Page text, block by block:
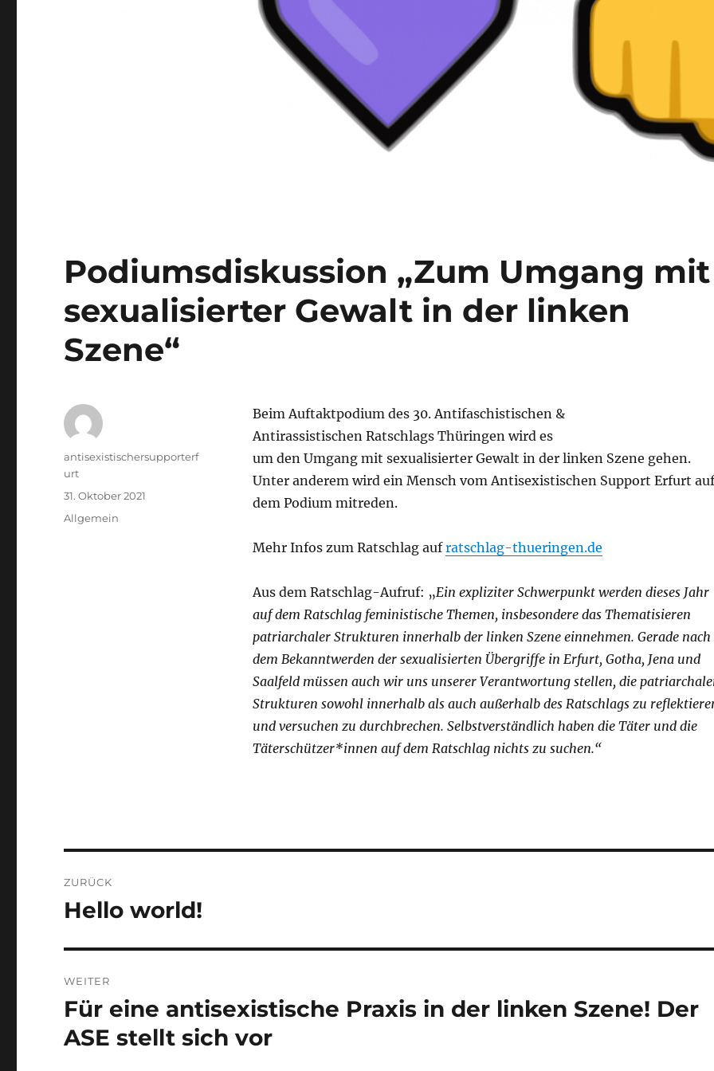
Podiumsdiskussion „Zum Umgang mit
sexualisierter Gewalt in der linken
Szene“
Beim Auftaktpodium des 30. Antifaschistischen &
Antirassistischen Ratschlags Thüringen wird es
um den Umgang mit sexualisierter Gewalt in der linken Szene gehen.
Unter anderem wird ein Mensch vom Antisexistischen Support Erfurt auf
dem Podium mitreden.
Mehr Infos zum Ratschlag aufratschlag-thueringen.de
Aus dem Ratschlag-Aufruf: „Ein expliziter Schwerpunkt werden dieses Jahr
auf dem Ratschlag feministische Themen, insbesondere das Thematisieren
patriarchaler Strukturen innerhalb der linken Szene einnehmen. Gerade nach
dem Bekanntwerden der sexualisierten Übergriffe in Erfurt, Gotha, Jena und
Saalfeld müssen auch wir uns unserer Verantwortung stellen, die
Strukturen sowohl innerhalb als auch außerhalb des Ratschlags zu
und versuchen zu durchbrechen. Selbstverständlich haben die Täter und die
Täterschützer*innen auf dem Ratschlag nichts zu suchen.“
Autor
antisexistischersupporterf
urt
Veröffentlicht
am
31. Oktober 2021
Kategorien
Allgemein
ZURÜCK
Vorheriger
Hello world!
WEITER
Nächster
Beitrag:
Für eine antisexistische Praxis in der linken Szene! Der
ASE stellt sich vor